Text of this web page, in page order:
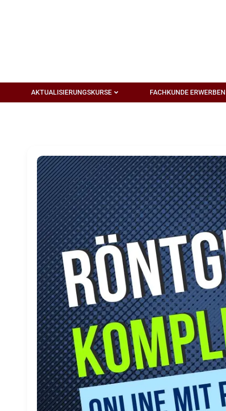
AKTUALISIERUNGSKURSE FACHKUNDE ERWERBEN